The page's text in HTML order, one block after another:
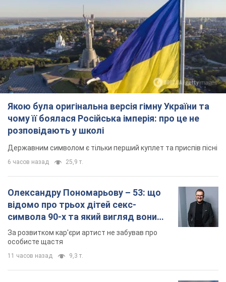
Державним символом є тільки перший куплет та приспів пісні
6 часов назад 25,9 т.
Олександру Пономарьову – 53: що
відомо про трьох дітей секс-
символа 90-х та який вигляд вони
мають
За розвитком кар'єри артист не забував про
особисте щастя
11 часов назад 9,3 т.
У ПриватБанку розповіли, чи дійсні
долари 1996 року: чи приймають
приймають старі долари
9.08.2026 02:20 83,0 т.